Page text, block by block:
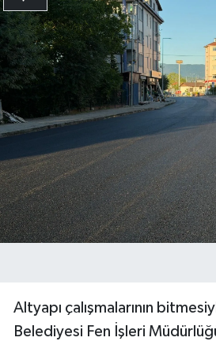
Altyapı çalışmalarının
Belediyesi Fen İşleri